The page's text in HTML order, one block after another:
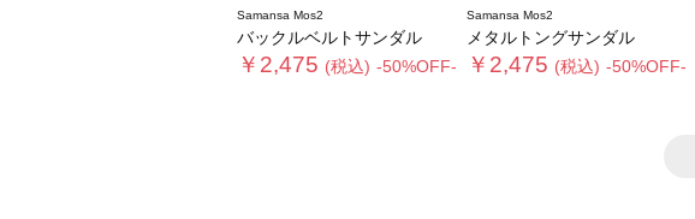
Samansa Mos2
バックルベルトサンダル
￥2,475 (税込) -50%OFF-
Samansa Mos2
メタルトングサンダル
￥2,475 (税込) -50%OFF-